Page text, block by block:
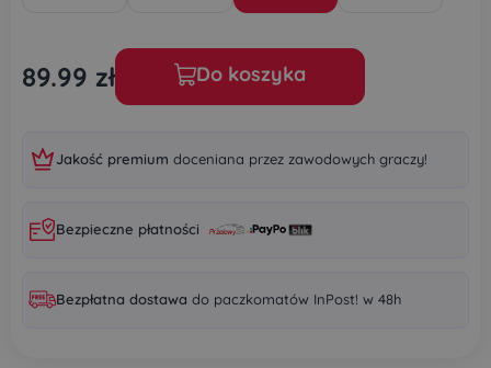
89.99 zł Do koszyka
Jakość premium doceniana przez zawodowych graczy!
Bezpieczne płatności
Bezpłatna dostawa do paczkomatów InPost! w 48h